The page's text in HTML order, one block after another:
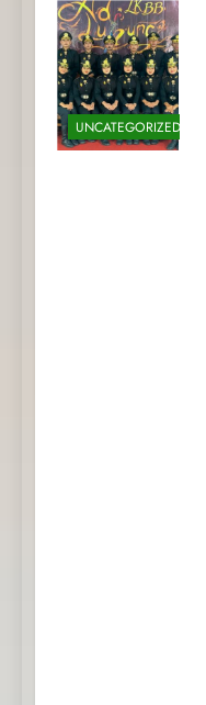
UNCATEGORIZED